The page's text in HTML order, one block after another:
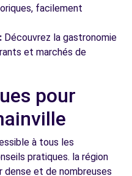
facilement
Découvrez la gastronomie
et marchés de
pour
à tous les
pratiques. la région
dense et de nombreuses